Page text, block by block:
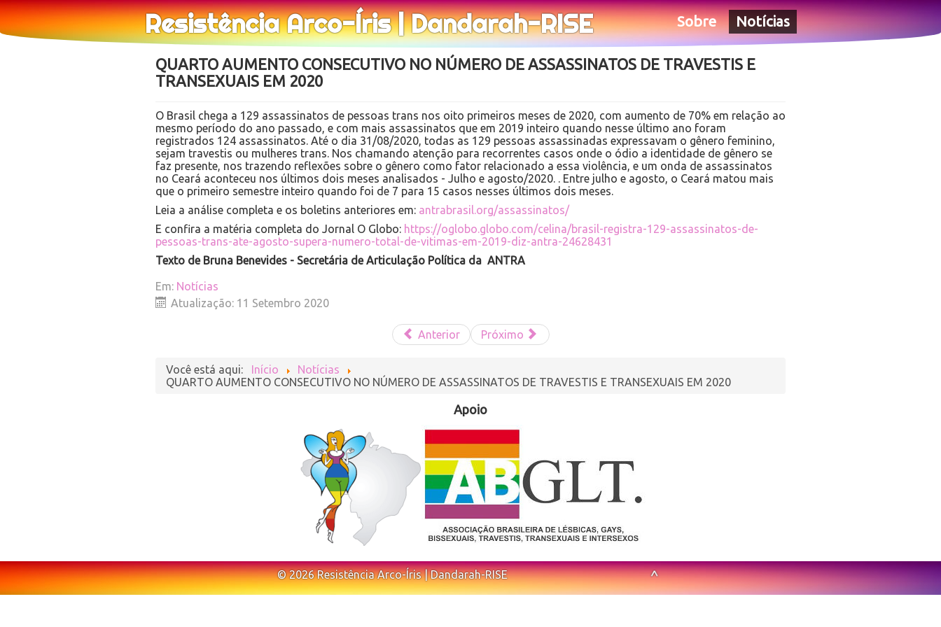
Sobre Notícias
Resistência Arco-Íris | Dandarah-RISE
QUARTO AUMENTO CONSECUTIVO NO NÚMERO DE ASSASSINATOS DE TRAVESTIS E
TRANSEXUAIS EM 2020
O Brasil chega a 129 assassinatos de pessoas trans nos oito primeiros meses de 2020, com aumento de 70% em relação ao
mesmo período do ano passado, e com mais assassinatos que em 2019 inteiro quando nesse último ano foram
registrados 124 assassinatos. Até o dia 31/08/2020, todas as 129 pessoas assassinadas expressavam o gênero feminino,
sejam travestis ou mulheres trans. Nos chamando atenção para recorrentes casos onde o ódio a identidade de gênero se
faz presente, nos trazendo reflexões sobre o gênero como fator relacionado a essa violência, e um onda de assassinatos
no Ceará aconteceu nos últimos dois meses analisados - Julho e agosto/2020. . Entre julho e agosto, o Ceará matou mais
que o primeiro semestre inteiro quando foi de 7 para 15 casos nesses últimos dois meses.
Leia a análise completa e os boletins anteriores em: antrabrasil.org/assassinatos/
E confira a matéria completa do Jornal O Globo: https://oglobo.globo.com/celina/brasil-registra-129-assassinatos-de-
pessoas-trans-ate-agosto-supera-numero-total-de-vitimas-em-2019-diz-antra-24628431
Texto de Bruna Benevides - Secretária de Articulação Política da ANTRA
Em: Notícias
Atualização: 11 Setembro 2020
Anterior Próximo
Você está aqui: Início
Notícias
QUARTO AUMENTO CONSECUTIVO NO NÚMERO DE ASSASSINATOS DE TRAVESTIS E TRANSEXUAIS EM 2020
Apoio
© 2026 Resistência Arco-Íris | Dandarah-RISE ^